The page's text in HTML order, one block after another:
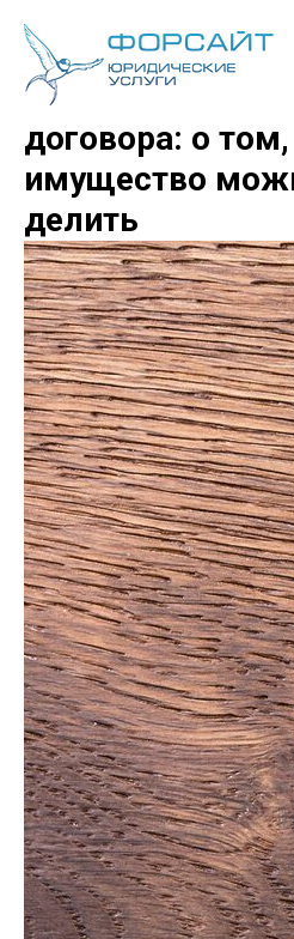
После развода
договора: о
имущество
делить